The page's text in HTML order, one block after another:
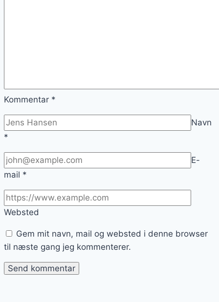
Kommentar *
Navn
*
E-
mail *
Websted
Gem mit navn, mail og websted i denne browser
til næste gang jeg kommenterer.